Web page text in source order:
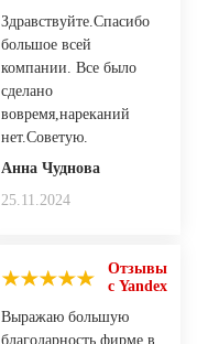
Здравствуйте.Спасибо
большое всей
компании. Все было
сделано
вовремя,нареканий
нет.Советую.
Анна Чуднова
25.11.2024
Отзывы
с Yandex
Выражаю большую
благодарность фирме в